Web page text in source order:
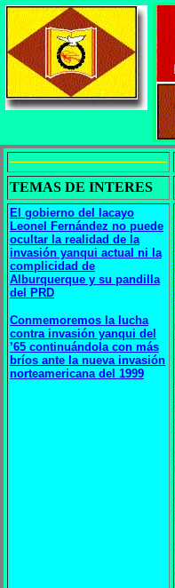
TEMAS DE INTERES
El gobierno del lacayo
Leonel Fernández no puede
ocultar la realidad de la
invasión yanqui actual ni la
complicidad de
Alburquerque y su pandilla
del PRD
Conmemoremos la lucha
contra invasión yanqui del
’65 continuándola con más
bríos ante la nueva invasión
norteamericana del 1999